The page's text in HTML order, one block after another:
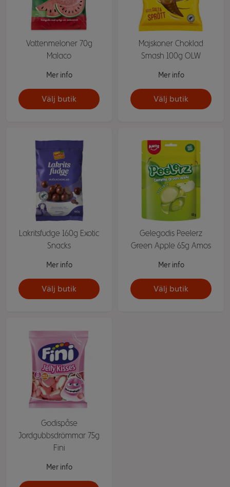
Vattenmeloner 70g
Malaco
Mer info
Välj butik
Majskoner Choklad
Smash 100g OLW
Mer info
Välj butik
Lakritsfudge 160g Exotic
Snacks
Mer info
Välj butik
Gelegodis Peelerz
Green Apple 65g Amos
Mer info
Välj butik
Godispåse
Jordgubbsdrömmar 75g
Fini
Mer info